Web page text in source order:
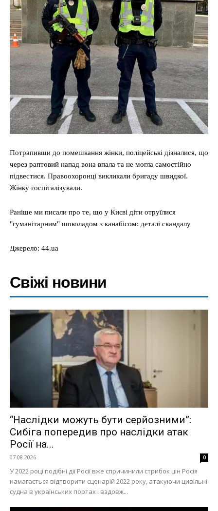
Потрапивши до помешкання жінки, поліцейські дізналися, що
через раптовий напад вона впала та не могла самостійно
підвестися. Правоохоронці викликали бригаду швидкої.
Жінку госпіталізували.
Раніше ми писали про те, що у Києві діти отруїлися
"гуманітарним" шоколадом з канабісом: деталі скандалу
Джерело: 44.ua
Свіжі новини
“Наслідки можуть бути серйозними”:
Сибіга попередив про наслідки атак
Росії на...
07.08.2026 0
У 2022 році подібні дії Росії вже спричинили стрибок цін Росія
намагається відтворити сценарій 2022 року, атакуючи цивільні
судна в українських портах і вздовж...